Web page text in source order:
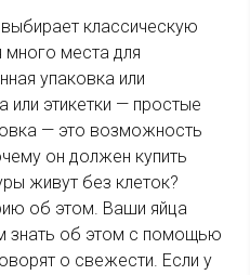
классическую
места для
упаковка или
или этикетки — простые
— это возможность
он должен купить
живут без клеток?
об этом. Ваши яйца
знать об этом с помощью
о свежести. Если у